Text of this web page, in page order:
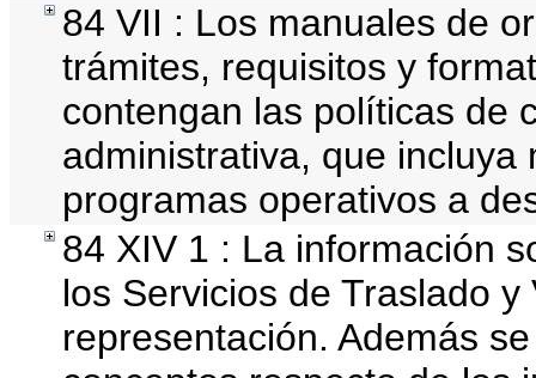
84 VII : Los manuales de
trámites, requisitos y
contengan las políticas de
administrativa, que
programas operativos a
84 XIV 1 : La información
los Servicios de Traslado
representación. Además